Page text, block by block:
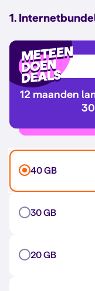
1.
12 maanden
40 GB
30 GB
20 GB